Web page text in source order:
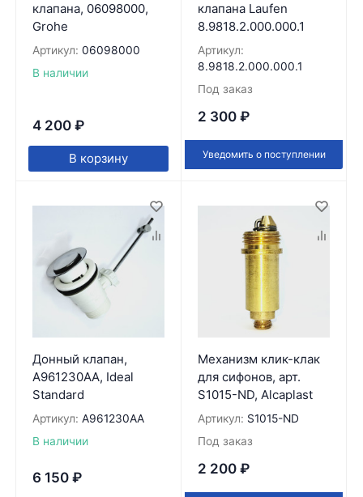
клапана, 06098000,
Grohe
Артикул: 06098000
В наличии
4 200 ₽
В корзину
клапана Laufen
8.9818.2.000.000.1
Артикул:
8.9818.2.000.000.1
Под заказ
2 300 ₽
Уведомить о поступлении
Донный клапан,
A961230AA, Ideal
Standard
Артикул: A961230AA
В наличии
6 150 ₽
Механизм клик-клак
для сифонов, арт.
S1015-ND, Alcaplast
Артикул: S1015-ND
Под заказ
2 200 ₽